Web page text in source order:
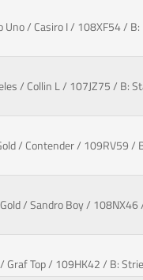
/ Casiro I / 108XF54 / B:
/ Collin L / 107JZ75 / B:
/ Contender / 109RV59 /
/ Sandro Boy /
Top / 109HK42 / B: